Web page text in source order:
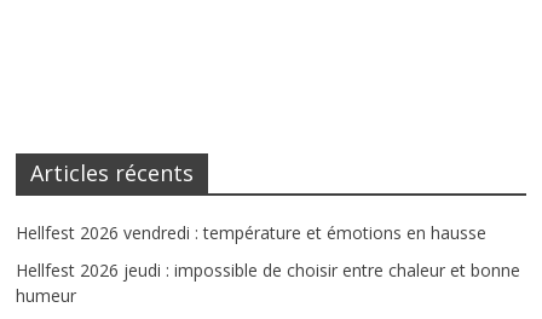
Articles récents
Hellfest 2026 vendredi : température et émotions en hausse
Hellfest 2026 jeudi : impossible de choisir entre chaleur et bonne
humeur